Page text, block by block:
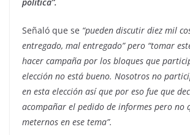
Señaló que se “pueden discutir diez mil
entregado, mal entregado” pero “tomar
hacer campaña por los bloques que
elección no está bueno. Nosotros no
en esta elección así que por eso fue que
acompañar el pedido de informes pero no
meternos en ese tema”.